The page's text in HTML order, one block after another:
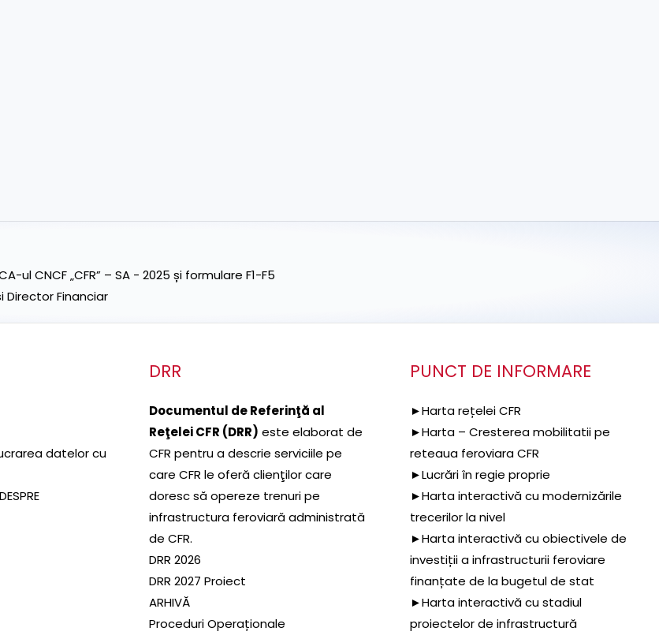
CNCF „CFR” – SA - 2025 și formulare F1-F5
Financiar
datelor cu
DRR
Documentul de Referinţă al
Reţelei CFR (DRR) este elaborat de
CFR pentru a descrie serviciile pe
care CFR le oferă clienţilor care
doresc să opereze trenuri pe
infrastructura feroviară administrată
de CFR.
DRR 2026
DRR 2027 Proiect
ARHIVĂ
Proceduri Operaționale
PUNCT DE INFORMARE
►Harta rețelei CFR
►Harta – Cresterea mobilitatii pe
reteaua feroviara CFR
►Lucrări în regie proprie
►Harta interactivă cu modernizările
trecerilor la nivel
►Harta interactivă cu obiectivele de
investiții a infrastructurii feroviare
finanțate de la bugetul de stat
►Harta interactivă cu stadiul
proiectelor de infrastructură